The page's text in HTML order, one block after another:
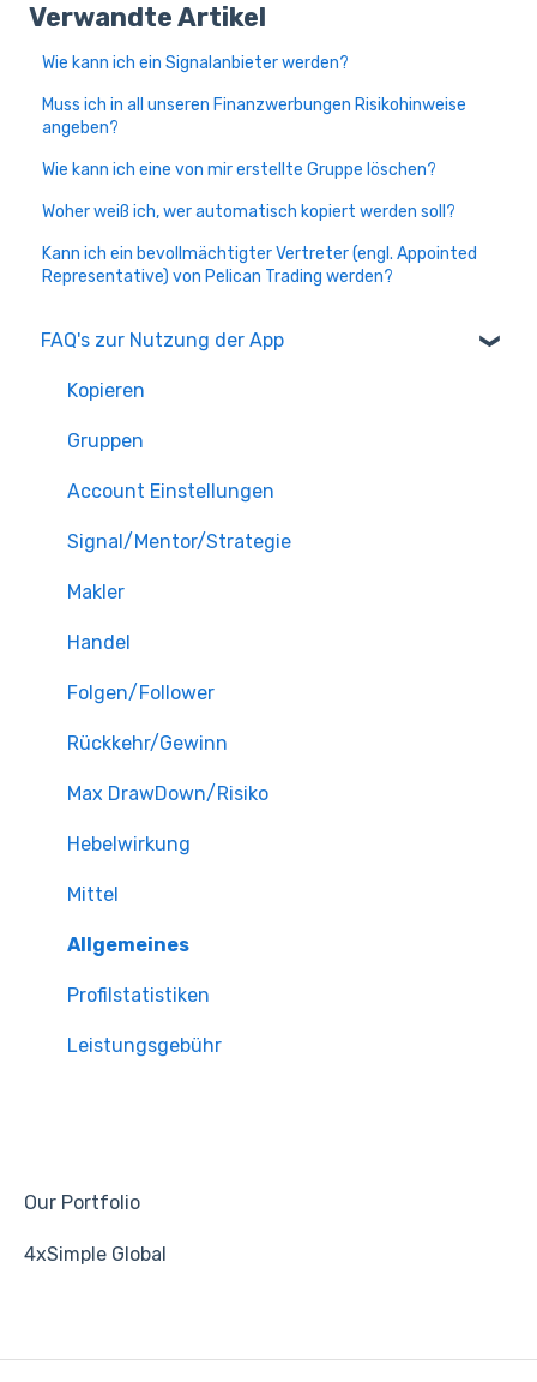
Verwandte Artikel
Wie kann ich ein Signalanbieter werden?
Muss ich in all unseren Finanzwerbungen Risikohinweise
angeben?
Wie kann ich eine von mir erstellte Gruppe löschen?
Woher weiß ich, wer automatisch kopiert werden soll?
Kann ich ein bevollmächtigter Vertreter (engl. Appointed
Representative) von Pelican Trading werden?
FAQ's zur Nutzung der App
Kopieren
Gruppen
Account Einstellungen
Signal/Mentor/Strategie
Makler
Handel
Folgen/Follower
Rückkehr/Gewinn
Max DrawDown/Risiko
Hebelwirkung
Mittel
Allgemeines
Profilstatistiken
Leistungsgebühr
Our Portfolio
4xSimple Global